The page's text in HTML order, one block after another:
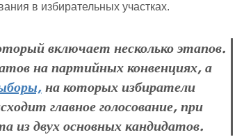
в избирательных участках.
включает несколько этапов.
на партийных конвенциях, а
на которых избиратели
главное голосование, при
из двух основных кандидатов.